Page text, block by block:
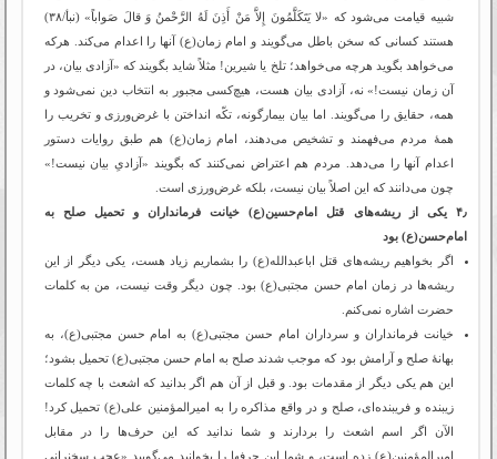
شبیه قیامت می‌شود که «لا یَتَکَلَّمُونَ إِلاَّ مَنْ أَذِنَ لَهُ الرَّحْمنُ وَ قالَ صَواباً» (نبأ/۳۸)
هستند کسانی که سخن باطل می‌گویند و امام زمان(ع) آنها را اعدام می‌کند. هرکه
می‌خواهد بگوید هرچه می‌خواهد؛ تلخ یا شیرین! مثلاً شاید بگویند که «آزادی بیان، در
آن زمان نیست!» نه، آزادی بیان هست، هیچ‌کسی مجبور به انتخاب دین نمی‌شود و
همه، حقایق را می‌گویند. اما بیان بیمارگونه، تکّه انداختن با غرض‌ورزی و تخریب را
همۀ مردم می‌فهمند و تشخیص می‌دهند، امام زمان(ع) هم طبق روایات دستور
اعدام آنها را می‌دهد. مردم هم اعتراض نمی‌کنند که بگویند «آزادیِ بیان نیست!»
چون می‌دانند که این اصلاً بیان نیست، بلکه غرض‌ورزی است.
۴٫ یکی از ریشه‌های قتل امام‌حسین(ع) خیانت فرمانداران و تحمیل صلح به
امام‌حسن(ع) بود
اگر بخواهیم ریشه‌های قتل اباعبدالله(ع) را بشماریم زیاد هست، یکی دیگر از این
ریشه‌ها در زمان امام حسن مجتبی(ع) بود. چون دیگر وقت نیست، من به کلمات
حضرت اشاره نمی‌کنم.
خیانت فرمانداران و سرداران امام حسن مجتبی(ع) به امام حسن مجتبی(ع)، به
بهانۀ صلح و آرامش بود که موجب شدند صلح به امام حسن مجتبی(ع) تحمیل بشود؛
این هم یکی دیگر از مقدمات بود. و قبل از آن هم اگر بدانید که اشعث با چه کلمات
زیبنده و فریبنده‌ای، صلح و در واقع مذاکره را به امیرالمؤمنین علی(ع) تحمیل کرد!
الآن اگر اسم اشعث را بردارند و شما ندانید که این حرف‌ها را در مقابل
امیرالمؤمنین(ع) زده است، و شما این حرفها را بخوانید می‌گویید «عجب سخنرانی